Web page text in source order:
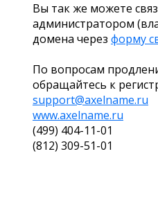
Вы так же можете
администратором
домена через форму
По вопросам
обращайтесь к
support@axelname.ru
www.axelname.ru
(499) 404-11-01
(812) 309-51-01